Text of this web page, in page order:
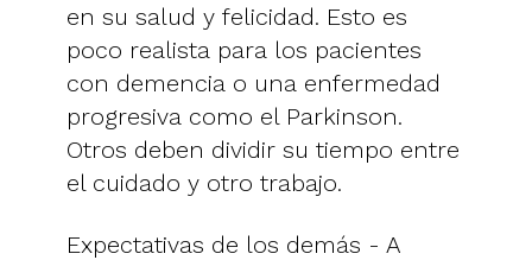
en su salud y felicidad. Esto es
poco realista para los pacientes
con demencia o una enfermedad
progresiva como el Parkinson.
Otros deben dividir su tiempo entre
el cuidado y otro trabajo.
Expectativas de los demás - A